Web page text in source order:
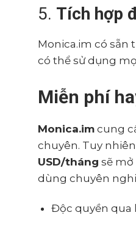
5. Tích hợp
Monica.im có sẵn
có thể sử dụng
Miễn phí
Monica.im cung
chuyên. Tuy
USD/tháng sẽ
dùng chuyên
Độc quyền qua